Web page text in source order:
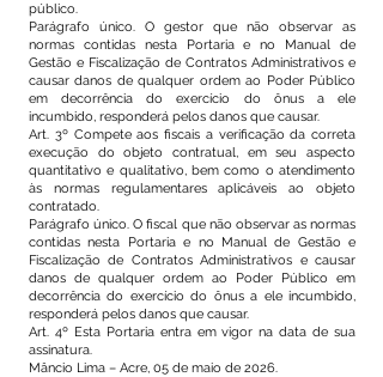
público.
Parágrafo único. O gestor que não observar as
normas contidas nesta Portaria e no Manual de
Gestão e Fiscalização de Contratos Administrativos e
causar danos de qualquer ordem ao Poder Público
em decorrência do exercício do ônus a ele
incumbido, responderá pelos danos que causar.
Art. 3º Compete aos fiscais a verificação da correta
execução do objeto contratual, em seu aspecto
quantitativo e qualitativo, bem como o atendimento
às normas regulamentares aplicáveis ao objeto
contratado.
Parágrafo único. O fiscal que não observar as normas
contidas nesta Portaria e no Manual de Gestão e
Fiscalização de Contratos Administrativos e causar
danos de qualquer ordem ao Poder Público em
decorrência do exercício do ônus a ele incumbido,
responderá pelos danos que causar.
Art. 4º Esta Portaria entra em vigor na data de sua
assinatura.
Mâncio Lima – Acre, 05 de maio de 2026.